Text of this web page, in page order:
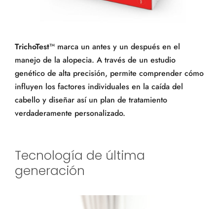
TrichoTest™ marca un antes y un después en el
manejo de la alopecia. A través de un estudio
genético de alta precisión, permite comprender cómo
influyen los factores individuales en la caída del
cabello y diseñar así un plan de tratamiento
verdaderamente personalizado.
Tecnología de última
generación